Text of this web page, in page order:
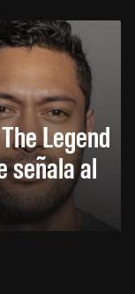
Legend
señala al